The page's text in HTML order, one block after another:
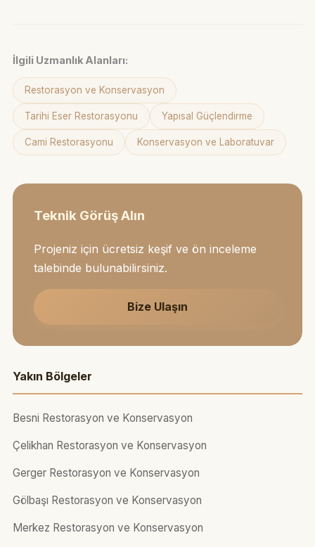
İlgili Uzmanlık Alanları:
Restorasyon ve Konservasyon
Tarihi Eser Restorasyonu Yapısal Güçlendirme
Cami Restorasyonu Konservasyon ve Laboratuvar
Teknik Görüş Alın
Projeniz için ücretsiz keşif ve ön inceleme
talebinde bulunabilirsiniz.
Bize Ulaşın
Yakın Bölgeler
Besni Restorasyon ve Konservasyon
Çelikhan Restorasyon ve Konservasyon
Gerger Restorasyon ve Konservasyon
Gölbaşı Restorasyon ve Konservasyon
Merkez Restorasyon ve Konservasyon